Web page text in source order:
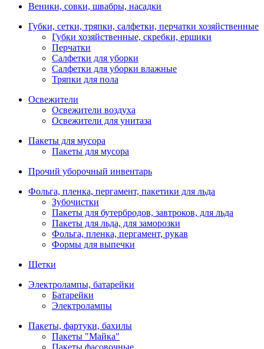
Веники, совки, швабры, насадки
Губки, сетки, тряпки, салфетки, перчатки хозяйственные
Губки хозяйственные, скребки, ершики
Перчатки
Салфетки для уборки
Салфетки для уборки влажные
Тряпки для пола
Освежители
Освежители воздуха
Освежители для унитаза
Пакеты для мусора
Пакеты для мусора
Прочий уборочный инвентарь
Фольга, пленка, пергамент, пакетики для льда
Зубочистки
Пакеты для бутербродов, завтроков, для льда
Пакеты для льда, для заморозки
Фольга, пленка, пергамент, рукав
Формы для выпечки
Щетки
Электролампы, батарейки
Батарейки
Электролампы
Пакеты, фартуки, бахилы
Пакеты "Майка"
Пакеты фасовочные